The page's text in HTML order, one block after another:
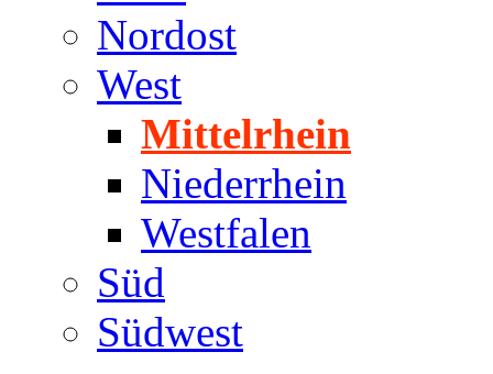
Nordost
West
Mittelrhein
Niederrhein
Westfalen
Süd
Südwest